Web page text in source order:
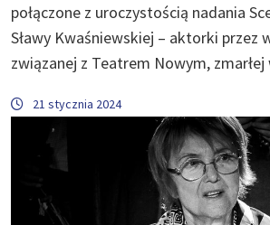
połączone z uroczystością nadania
Sławy Kwaśniewskiej – aktorki przez
związanej z Teatrem Nowym,
21 stycznia 2024